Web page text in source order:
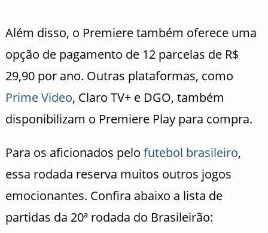
Além disso, o Premiere também oferece uma
opção de pagamento de 12 parcelas de R$
29,90 por ano. Outras plataformas, como
Prime Video, Claro TV+ e DGO, também
disponibilizam o Premiere Play para compra.
Para os aficionados pelo futebol brasileiro,
essa rodada reserva muitos outros jogos
emocionantes. Confira abaixo a lista de
partidas da 20ª rodada do Brasileirão: